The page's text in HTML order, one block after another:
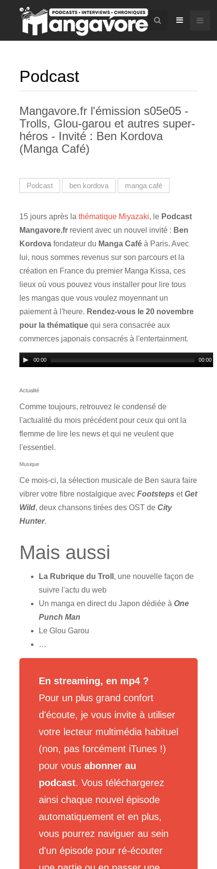
Podcast
Mangavore.fr l'émission s05e05 -
Trolls, Glou-garou et autres super-
héros - Invité : Ben Kordova
(Manga Café)
Podcast ben kordova manga café
15 jours après la thématique Miyazaki, le Podcast
Mangavore.fr revient avec un nouvel invité : Ben
Kordova fondateur du Manga Café à Paris. Avec
lui, nous sommes revenus sur son parcours et la
création en France du premier Manga Kissa, ces
lieux où vous pouvez vous installer pour lire tous
les mangas que vous voulez moyennant un
paiement à l'heure. Rendez-vous le 20 novembre
pour la thématique qui sera consacrée aux
commerces japonais consacrés à l'entertainment.
00:00 00:00
Actualité
Comme toujours, retrouvez le condensé de
l'actualité du mois précédent pour ceux qui ont la
flemme de lire les news et qui ne veulent que
l'essentiel.
Musique
Ce mois-ci, la sélection musicale de Ben saura faire
vibrer votre fibre nostalgique avec Footsteps etGet
Wild, deux chansons tirées des OST de City
Hunter.
Mais aussi
La Rubrique du Troll , une nouvelle façon de
suivre l'actu du web
Un manga en direct du Japon dédiée à One
Punch Man
Le Glou Garou
…
En streaming, en mp4 ?
Pour un plus grand confort
d'écoute, je vous invite à utiliser
votre lecteur multimédia habituel
(non, pas forcément iTunes !)
pour vous abonner au
podcast. Vous téléchargerez
ainsi chaque nouvel épisode
automatiquement et en plus,
vous pourrez naviguer au sein
d'un épisode pour ré-écouter